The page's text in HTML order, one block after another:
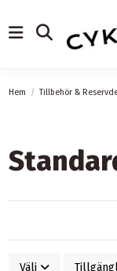
Hem Tillbehör &
Välj